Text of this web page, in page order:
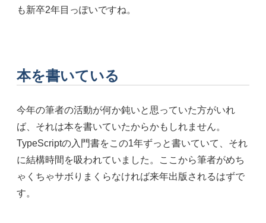
も新卒2年目っぽいですね。
本を書いている
今年の筆者の活動が何か鈍いと思っていた方がいれ
ば、それは本を書いていたからかもしれません。
TypeScriptの入門書をこの1年ずっと書いていて、それ
に結構時間を吸われていました。ここから筆者がめち
ゃくちゃサボりまくらなければ来年出版されるはずで
す。